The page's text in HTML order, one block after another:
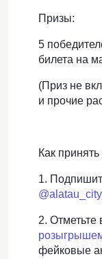
Призы:
5
билета на
(Приз не
и прочие
Как принять
1.
2. Отметьте
фейковые